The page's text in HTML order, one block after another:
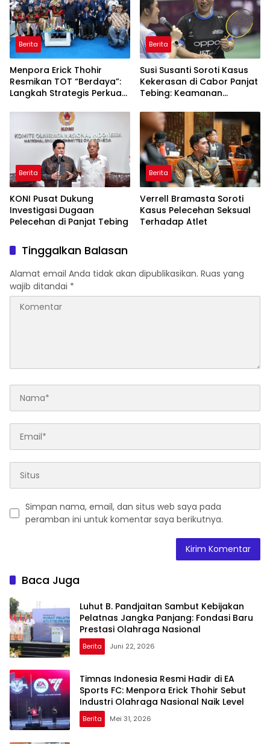
Berita
Menpora Erick Thohir
Resmikan TOT “Berdaya”:
Langkah Strategis Perkuat
Disabilitas
Berita
Susi Susanti Soroti Kasus
Kekerasan di Cabor Panjat
Tebing: Keamanan
Mutlak
Berita
KONI Pusat Dukung
Investigasi Dugaan
Pelecehan di Panjat Tebing
Berita
Verrell Bramasta Soroti
Kasus Pelecehan Seksual
Terhadap Atlet
Tinggalkan Balasan
Alamat email Anda tidak akan dipublikasikan. Ruas yang
wajib ditandai *
Simpan nama, email, dan situs web saya pada
peramban ini untuk komentar saya berikutnya.
Baca Juga
Luhut B. Pandjaitan Sambut Kebijakan
Pelatnas Jangka Panjang: Fondasi Baru
Prestasi Olahraga Nasional
Berita Juni 22, 2026
Timnas Indonesia Resmi Hadir di EA
Sports FC: Menpora Erick Thohir Sebut
Industri Olahraga Nasional Naik Level
Berita Mei 31, 2026